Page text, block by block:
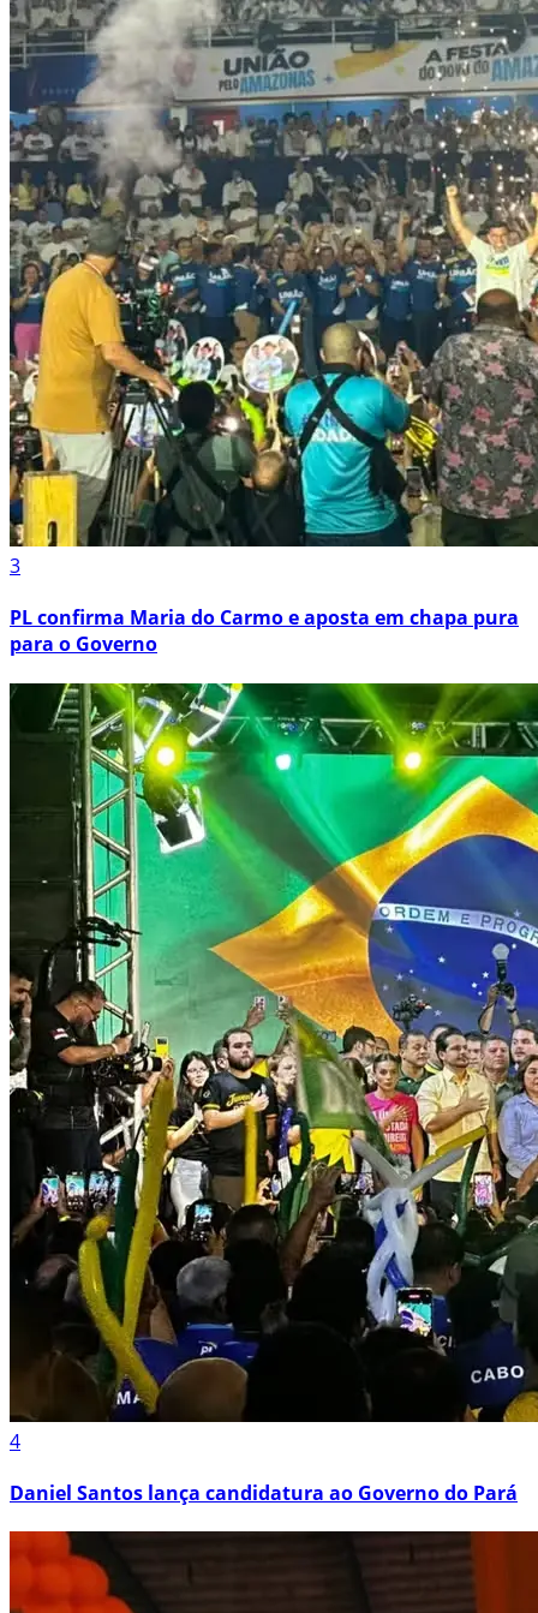
3
PL confirma Maria do Carmo e aposta em chapa pura
para o Governo
4
Daniel Santos lança candidatura ao Governo do Pará